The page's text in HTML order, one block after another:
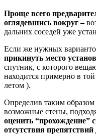
Проще всего
оглядевшись вокруг –
дальних соседей уже
Если же нужных
прикинуть место
спутник, с которого
находится примерно в
летом ).
Определив таким
возможные стены,
оценить “прохождение”
отсутствия препятствий